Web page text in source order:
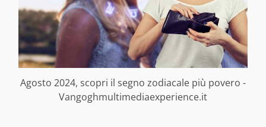
Agosto 2024, scopri il segno zodiacale più povero -
Vangoghmultimediaexperience.it